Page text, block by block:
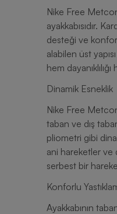
Nike Free
ayakkabısıdır.
desteği ve
alabilen üst
hem
Dinamik Esneklik
Nike Free
taban ve dış
pliometri gibi
ani hareketler ve
serbest bir
Konforlu
Ayakkabının